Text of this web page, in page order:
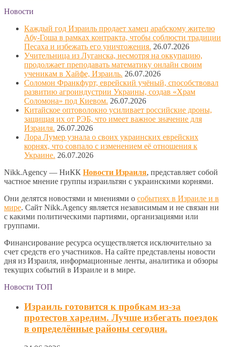
Новости
Каждый год Израиль продает хамец арабскому жителю
Абу-Гоша в рамках контракта, чтобы соблюсти традиции
Песаха и избежать его уничтожения. 26.07.2026
Учительница из Луганска, несмотря на оккупацию,
продолжает преподавать математику онлайн своим
ученикам в Хайфе, Израиль. 26.07.2026
Соломон Франкфурт, еврейский учёный, способствовал
развитию агроиндустрии Украины, создав «Храм
Соломона» под Киевом. 26.07.2026
Китайское оптоволокно усиливает российские дроны,
защищая их от РЭБ, что имеет важное значение для
Израиля. 26.07.2026
Лора Лумер узнала о своих украинских еврейских
корнях, что совпало с изменением её отношения к
Украине. 26.07.2026
Nikk.Agency — НиКК Новости Израиля, представляет собой
частное мнение группы израильтян с украинскими корнями.
Они делятся новостями и мнениями о событиях в Израиле и в
мире. Сайт Nikk.Agency является независимым и не связан ни
с какими политическими партиями, организациями или
группами.
Финансирование ресурса осуществляется исключительно за
счет средств его участников. На сайте представлены новости
дня из Израиля, информационные ленты, аналитика и обзоры
текущих событий в Израиле и в мире.
Новости ТОП
Израиль готовится к пробкам из-за
протестов харедим. Лучше избегать поездок
в определённые районы сегодня.